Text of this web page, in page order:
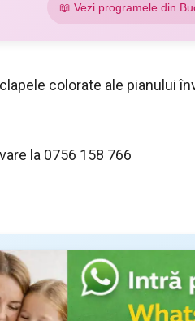
📖 Vezi programele din
colorate ale pianului
la 0756 158 766